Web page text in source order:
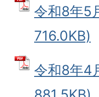
令和8年5
716.0KB)
令和8年4